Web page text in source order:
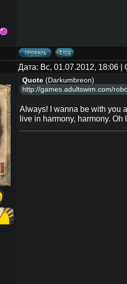
Дата: Вс, 01.07.2012, 18:06
Quote(Darkumbreon)
http://games.adultswim.com/
Always! I wanna be with you
live in harmony, harmony. Oh